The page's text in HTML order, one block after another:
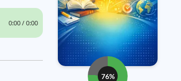
0:00 / 0:00
76%